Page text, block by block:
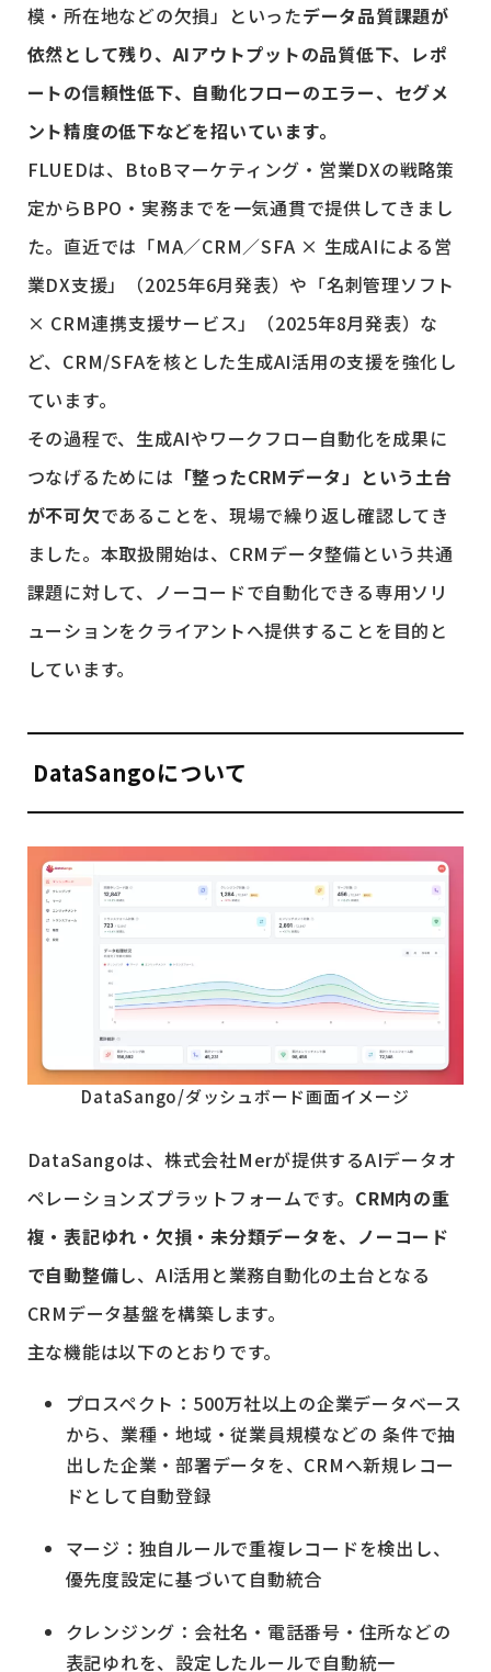
模・所在地などの欠損」といったデータ品質課題が
依然として残り、AIアウトプットの品質低下、レポ
ートの信頼性低下、自動化フローのエラー、セグメ
ント精度の低下などを招いています。
FLUEDは、BtoBマーケティング・営業DXの戦略策
定からBPO・実務までを一気通貫で提供してきまし
た。直近では「MA／CRM／SFA × 生成AIによる営
業DX支援」（2025年6月発表）や「名刺管理ソフト
× CRM連携支援サービス」（2025年8月発表）な
ど、CRM/SFAを核とした生成AI活用の支援を強化し
ています。
その過程で、生成AIやワークフロー自動化を成果に
つなげるためには 「整ったCRMデータ」という土台
が不可欠であることを、現場で繰り返し確認してき
ました。本取扱開始は、CRMデータ整備という共通
課題に対して、ノーコードで自動化できる専用ソリ
ューションをクライアントへ提供することを目的と
しています。
DataSangoについて
DataSango/ダッシュボード画面イメージ
DataSangoは、株式会社Merが提供するAIデータオ
ペレーションズプラットフォームです。 CRM内の重
複・表記ゆれ・欠損・未分類データを、ノーコード
で自動整備し、AI活用と業務自動化の土台となる
CRMデータ基盤を構築します。
主な機能は以下のとおりです。
プロスペクト：500万社以上の企業データベース
から、業種・地域・従業員規模などの 条件で抽
出した企業・部署データを、CRMへ新規レコー
ドとして自動登録
マージ：独自ルールで重複レコードを検出し、
優先度設定に基づいて自動統合
クレンジング：会社名・電話番号・住所などの
表記ゆれを、設定したルールで自動統一